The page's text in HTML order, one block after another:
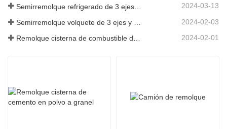
2024-03-13
2024-02-03
Remolque cisterna de combustible de 3 ejes y 45000 litros a Senegal 2024-02-01